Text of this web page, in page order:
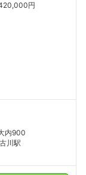
円
内900
川駅